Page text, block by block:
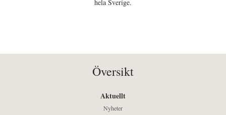
hela Sverige.
Översikt
Aktuellt
Nyheter